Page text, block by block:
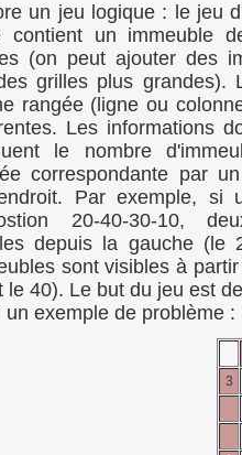
un jeu logique : le jeu
contient un immeuble
(on peut ajouter des
grilles plus grandes).
rangée (ligne ou
Les informations
le nombre
correspondante par
Par exemple, si
20-40-30-10,
depuis la gauche
sont visibles à
le 40). Le but du jeu est
un exemple de problème :
3